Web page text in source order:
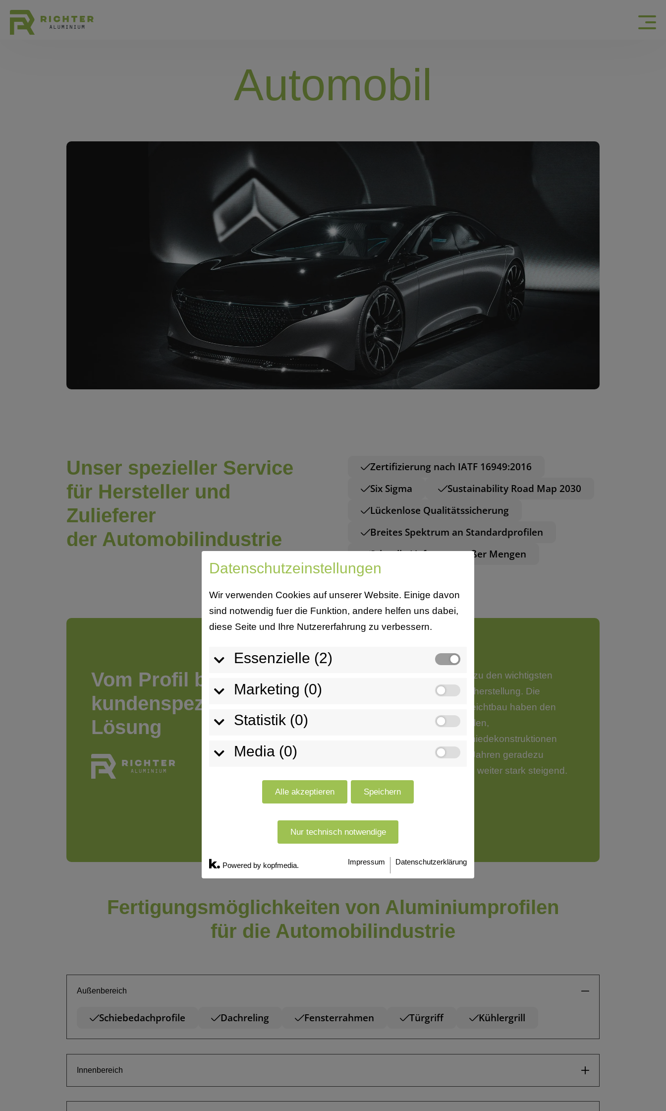
Datenschutzeinstellungen
Wir verwenden Cookies auf unserer Website. Einige davon
sind notwendig fuer die Funktion, andere helfen uns dabei,
diese Seite und Ihre Nutzererfahrung zu verbessern.
Essenzielle (2)
Marketing (0)
Statistik (0)
Media (0)
Alle akzeptieren Speichern
Nur technisch notwendige
Powered by kopfmedia. Impressum Datenschutzerklärung
Automobil
Unser spezieller Service
für Hersteller und
Zulieferer
der Automobilindustrie
Zertifizierung nach IATF 16949:2016
Six Sigma
Sustainability Road Map 2030
Lückenlose Qualitätssicherung
Breites Spektrum an Standardprofilen
Schnelle Lieferung großer Mengen
Vom Profil bis zur
kundenspezifischen
Lösung
Aluminium gehört inzwischen zu den wichtigsten
Werkstoffen bei der Automobilherstellung. Die
besondere Eignung für den Leichtbau haben den
Bedarf nach Blechen, Gussteilen,
Strangpressprofilen und Schmiedekonstruktionen
aus Aluminium in den letzten Jahren geradezu
explodieren lassen – Tendenz weiter stark steigend.
Jetzt anfragen
Fertigungsmöglichkeiten von Aluminiumprofilen
für die Automobilindustrie
Außenbereich
Schiebedachprofile Dachreling Fensterrahmen Türgriff Kühlergrill
Innenbereich